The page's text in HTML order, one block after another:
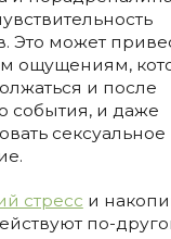
Это может
ощущениям,
и после
события, и даже
сексуальное
стресс и
по-